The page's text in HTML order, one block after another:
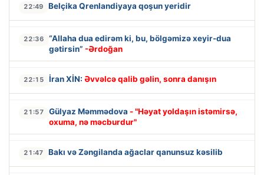
22:49 Belçika Qrenlandiyaya qoşun yeridir
22:36
“Allaha dua edirəm ki, bu, bölgəmizə xeyir-dua
gətirsin” -Ərdoğan
22:15 İran XİN: Əvvəlcə qalib gəlin, sonra danışın
21:57 Gülyaz Məmmədova - "Həyat yoldaşın istəmirsə,
oxuma, nə məcburdur"
21:47 Bakı və Zəngilanda ağaclar qanunsuz kəsilib